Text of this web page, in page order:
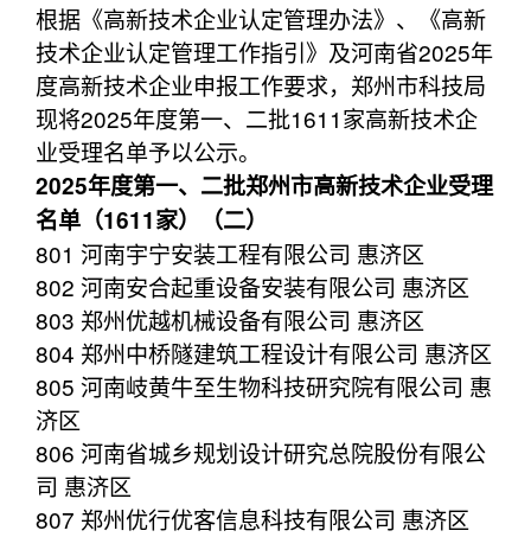
根据《高新技术企业认定管理办法》、《高新
技术企业认定管理工作指引》及河南省2025年
度高新技术企业申报工作要求，郑州市科技局
现将2025年度第一、二批1611家高新技术企
业受理名单予以公示。
2025年度第一、二批郑州市高新技术企业受理
名单（1611家）（二）
801 河南宇宁安装工程有限公司 惠济区
802 河南安合起重设备安装有限公司 惠济区
803 郑州优越机械设备有限公司 惠济区
804 郑州中桥隧建筑工程设计有限公司 惠济区
805 河南岐黄牛至生物科技研究院有限公司 惠
济区
806 河南省城乡规划设计研究总院股份有限公
司 惠济区
807 郑州优行优客信息科技有限公司 惠济区